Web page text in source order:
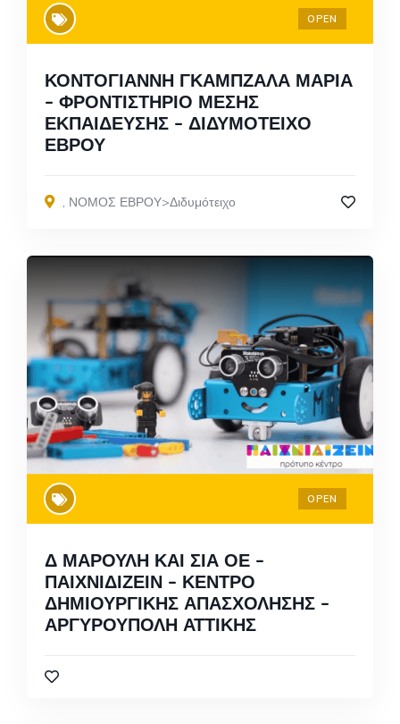
OPEN
ΚΟΝΤΟΓΙΑΝΝΗ ΓΚΑΜΠΖΑΛΑ ΜΑΡΙΑ
– ΦΡΟΝΤΙΣΤΗΡΙΟ ΜΕΣΗΣ
ΕΚΠΑΙΔΕΥΣΗΣ – ΔΙΔΥΜΟΤΕΙΧΟ
ΕΒΡΟΥ
, ΝΟΜΟΣ ΕΒΡΟΥ>Διδυμότειχο
OPEN
Δ ΜΑΡΟΥΛΗ ΚΑΙ ΣΙΑ ΟΕ –
ΠΑΙΧΝΙΔΙΖΕΙΝ – ΚΕΝΤΡΟ
ΔΗΜΙΟΥΡΓΙΚΗΣ ΑΠΑΣΧΟΛΗΣΗΣ –
ΑΡΓΥΡΟΥΠΟΛΗ ΑΤΤΙΚΗΣ